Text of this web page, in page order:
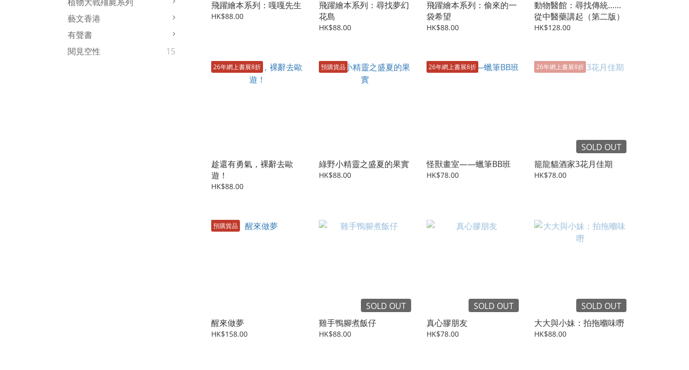
藝文香港
有聲書
閱見空性
15
飛躍繪本系列：嘎嘎先生
HK$88.00
飛躍繪本系列：尋找夢幻
花島
HK$88.00
飛躍繪本系列：偷來的一
袋希望
HK$88.00
動物醫館：尋找傳統……
從中醫藥講起（第二版）
HK$128.00
26年網上書展8折
趁還有勇氣，裸辭去歐
遊！
HK$88.00
預購貨品
綠野小精靈之盛夏的果實
HK$88.00
26年網上書展8折
怪獸畫室——蠟筆BB班
HK$78.00
26年網上書展8折
SOLD OUT
籠龍貓酒家3花月佳期
HK$78.00
預購貨品
醒來做夢
HK$158.00
SOLD OUT
雞手鴨腳煮飯仔
HK$88.00
SOLD OUT
真心膠朋友
HK$78.00
SOLD OUT
大大與小妹：拍拖嗰味嘢
HK$88.00